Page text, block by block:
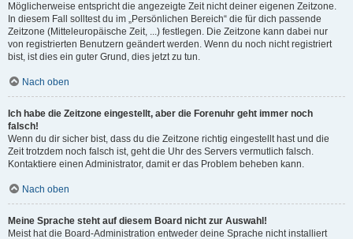
Möglicherweise entspricht die angezeigte Zeit nicht deiner eigenen Zeitzone.
In diesem Fall solltest du im „Persönlichen Bereich“ die für dich passende
Zeitzone (Mitteleuropäische Zeit, ...) festlegen. Die Zeitzone kann dabei nur
von registrierten Benutzern geändert werden. Wenn du noch nicht registriert
bist, ist dies ein guter Grund, dies jetzt zu tun.
Nach oben
Ich habe die Zeitzone eingestellt, aber die Forenuhr geht immer noch
falsch!
Wenn du dir sicher bist, dass du die Zeitzone richtig eingestellt hast und die
Zeit trotzdem noch falsch ist, geht die Uhr des Servers vermutlich falsch.
Kontaktiere einen Administrator, damit er das Problem beheben kann.
Nach oben
Meine Sprache steht auf diesem Board nicht zur Auswahl!
Meist hat die Board-Administration entweder deine Sprache nicht installiert